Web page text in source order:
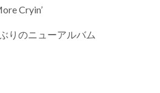
Cryin’
りのニューアルバム